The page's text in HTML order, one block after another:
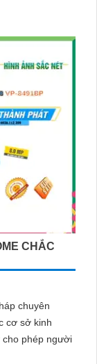
CHẮC
chuyên
cơ sở kinh